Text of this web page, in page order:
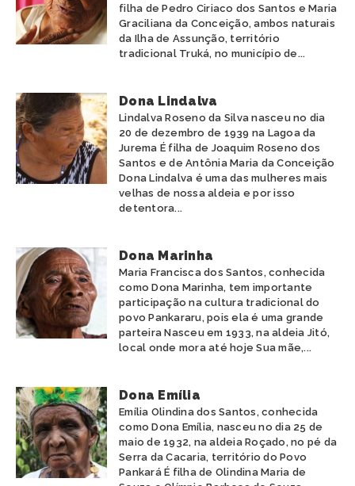
filha de Pedro Ciriaco dos Santos e Maria
Graciliana da Conceição, ambos naturais
da Ilha de Assunção, território
tradicional Truká, no município de...
Dona Lindalva
Lindalva Roseno da Silva nasceu no dia
20 de dezembro de 1939 na Lagoa da
Jurema É filha de Joaquim Roseno dos
Santos e de Antônia Maria da Conceição
Dona Lindalva é uma das mulheres mais
velhas de nossa aldeia e por isso
detentora...
Dona Marinha
Maria Francisca dos Santos, conhecida
como Dona Marinha, tem importante
participação na cultura tradicional do
povo Pankararu, pois ela é uma grande
parteira Nasceu em 1933, na aldeia Jitó,
local onde mora até hoje Sua mãe,...
Dona Emília
Emília Olindina dos Santos, conhecida
como Dona Emília, nasceu no dia 25 de
maio de 1932, na aldeia Roçado, no pé da
Serra da Cacaria, território do Povo
Pankará É filha de Olindina Maria de